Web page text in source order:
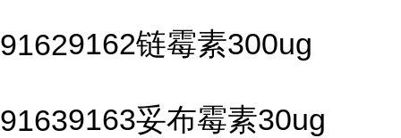
91629162链霉素300ug
91639163妥布霉素30ug